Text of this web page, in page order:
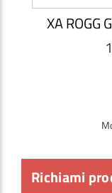
Richiami
XA ROGG